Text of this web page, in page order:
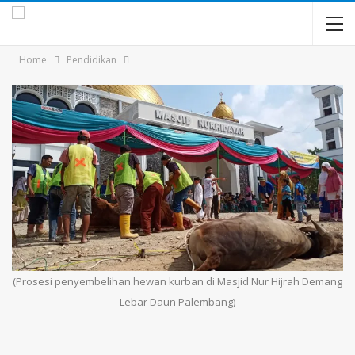
Home Pendidikan
(Prosesi penyembelihan hewan kurban di Masjid Nur Hijrah Demang
Lebar Daun Palembang)